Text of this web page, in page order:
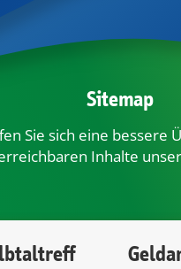
Sitemap
Sie sich eine bessere
Inhalte